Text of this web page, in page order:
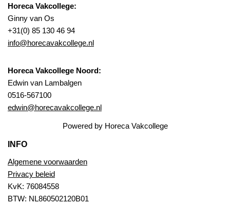
Horeca Vakcollege:
Ginny van Os
+31(0) 85 130 46 94
info@horecavakcollege.nl
Horeca Vakcollege Noord:
Edwin van Lambalgen
0516-567100
edwin@horecavakcollege.nl
Powered by Horeca Vakcollege
INFO
Algemene voorwaarden
Privacy beleid
KvK: 76084558
BTW: NL860502120B01